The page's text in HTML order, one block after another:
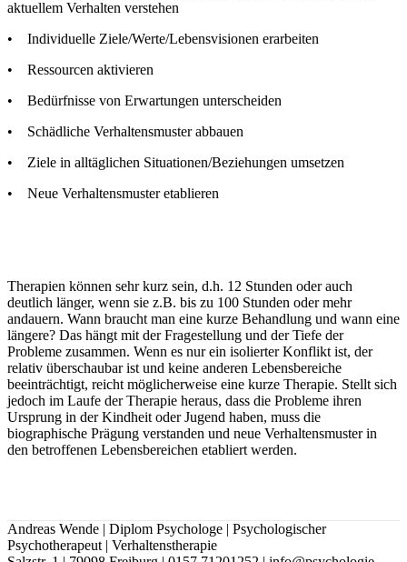
aktuellem Verhalten verstehen
• Individuelle Ziele/Werte/Lebensvisionen erarbeiten
• Ressourcen aktivieren
• Bedürfnisse von Erwartungen unterscheiden
• Schädliche Verhaltensmuster abbauen
• Ziele in alltäglichen Situationen/Beziehungen umsetzen
• Neue Verhaltensmuster etablieren
Therapien können sehr kurz sein, d.h. 12 Stunden oder auch
deutlich länger, wenn sie z.B. bis zu 100 Stunden oder mehr
andauern. Wann braucht man eine kurze Behandlung und wann eine
längere? Das hängt mit der Fragestellung und der Tiefe der
Probleme zusammen. Wenn es nur ein isolierter Konflikt ist, der
relativ überschaubar ist und keine anderen Lebensbereiche
beeinträchtigt, reicht möglicherweise eine kurze Therapie. Stellt sich
jedoch im Laufe der Therapie heraus, dass die Probleme ihren
Ursprung in der Kindheit oder Jugend haben, muss die
biographische Prägung verstanden und neue Verhaltensmuster in
den betroffenen Lebensbereichen etabliert werden.
Andreas Wende | Diplom Psychologe | Psychologischer
Psychotherapeut | Verhaltenstherapie